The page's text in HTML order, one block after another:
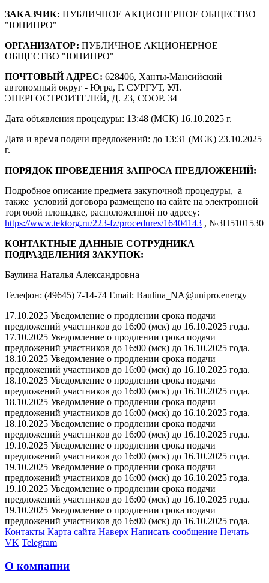
ЗАКАЗЧИК: ПУБЛИЧНОЕ АКЦИОНЕРНОЕ ОБЩЕСТВО
"ЮНИПРО"
ОРГАНИЗАТОР: ПУБЛИЧНОЕ АКЦИОНЕРНОЕ
ОБЩЕСТВО "ЮНИПРО"
ПОЧТОВЫЙ АДРЕС: 628406, Ханты-Мансийский
автономный округ - Югра, Г. СУРГУТ, УЛ.
ЭНЕРГОСТРОИТЕЛЕЙ, Д. 23, СООР. 34
Дата объявления процедуры: 13:48 (МСК) 16.10.2025 г.
Дата и время подачи предложений: до 13:31 (МСК) 23.10.2025
г.
ПОРЯДОК ПРОВЕДЕНИЯ ЗАПРОСА ПРЕДЛОЖЕНИЙ:
Подробное описание предмета закупочной процедуры, а
также условий договора размещено на сайте на электронной
торговой площадке, расположенной по адресу:
https://www.tektorg.ru/223-fz/procedures/16404143 , №ЗП5101530
КОНТАКТНЫЕ ДАННЫЕ СОТРУДНИКА
ПОДРАЗДЕЛЕНИЯ ЗАКУПОК:
Баулина Наталья Александровна
Телефон: (49645) 7-14-74 Email: Baulina_NA@unipro.energy
17.10.2025 Уведомление о продлении срока подачи
предложений участников до 16:00 (мск) до 16.10.2025 года.
17.10.2025 Уведомление о продлении срока подачи
предложений участников до 16:00 (мск) до 16.10.2025 года.
18.10.2025 Уведомление о продлении срока подачи
предложений участников до 16:00 (мск) до 16.10.2025 года.
18.10.2025 Уведомление о продлении срока подачи
предложений участников до 16:00 (мск) до 16.10.2025 года.
18.10.2025 Уведомление о продлении срока подачи
предложений участников до 16:00 (мск) до 16.10.2025 года.
18.10.2025 Уведомление о продлении срока подачи
предложений участников до 16:00 (мск) до 16.10.2025 года.
19.10.2025 Уведомление о продлении срока подачи
предложений участников до 16:00 (мск) до 16.10.2025 года.
19.10.2025 Уведомление о продлении срока подачи
предложений участников до 16:00 (мск) до 16.10.2025 года.
19.10.2025 Уведомление о продлении срока подачи
предложений участников до 16:00 (мск) до 16.10.2025 года.
19.10.2025 Уведомление о продлении срока подачи
предложений участников до 16:00 (мск) до 16.10.2025 года.
Контакты Карта сайта Наверх Написать сообщение Печать
VK Telegram
О компании